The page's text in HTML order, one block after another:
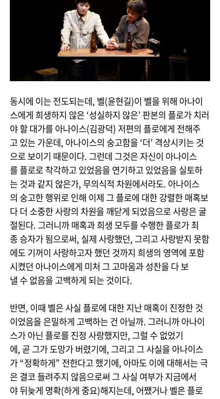
동시에 이는 전도되는데, 벨(윤현길)이 벨을 위해 아나이
스에게 희생하지 않은 ‘성실하지 않은’ 판본의 플로가 치러
야 할 대가를 아나이스(김광덕) 저편의 플로에게 전해주
고 있는 가운데, 아나이스의 숭고함을 ‘더’ 격상시키는 것
으로 보이기 때문이다. 그런데 그것은 자신이 아나이스
를 플로로 착각하고 있었음을 연기하고 있었음을 실토하
는 것과 같지 않은가, 무의식적 차원에서라도. 아나이스
의 숭고한 행위로 인해 이제 그 플로에 대한 강렬한 매혹보
다 더 소중한 사랑의 차원을 깨닫게 되었음으로 사랑은 굴
절된다. 그러니까 매혹과 희생 모두를 수행한 플로가 최
종 승자가 됨으로써, 실제 사랑했던, 그리고 사랑받지 못함
에도 기꺼이 사랑하고자 했던 것까지 희생의 영역에 포함
시켰던 아나이스에게 미처 그 고마움과 성찬을 다 보
낼 수 없음을 고백하게 되는 것이다.
반면, 이때 벨은 사실 플로에 대한 지난 매혹이 진정한 것
이었음을 은밀하게 고백하는 건 아닐까. 그러니까 아나이
스가 아닌 플로를 진정 사랑했지만, 그럴 수 없었기
에, 곧 그가 도망가 버렸기에, 그리고 그 사실을 아나이스
가 “정확하게” 전한다고 했기에, 아마도 이에 대해서는 극
은 결코 들려주지 않음으로써 그 사실 여부가 지금에서
야 뒤늦게 명확(하게 중요)해지는데, 어쨌거나 벨은 플로